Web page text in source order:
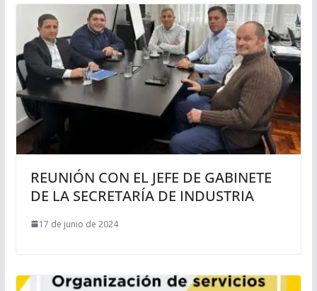
REUNIÓN CON EL JEFE DE GABINETE
DE LA SECRETARÍA DE INDUSTRIA
17 de junio de 2024